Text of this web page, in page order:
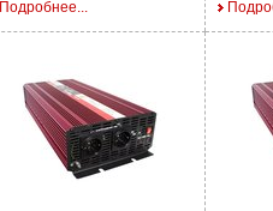
Подробнее...